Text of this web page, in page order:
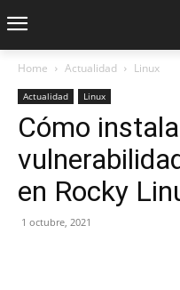
Home Actualidad Linux
Actualidad Linux
Cómo
en Rocky
1 octubre, 2021